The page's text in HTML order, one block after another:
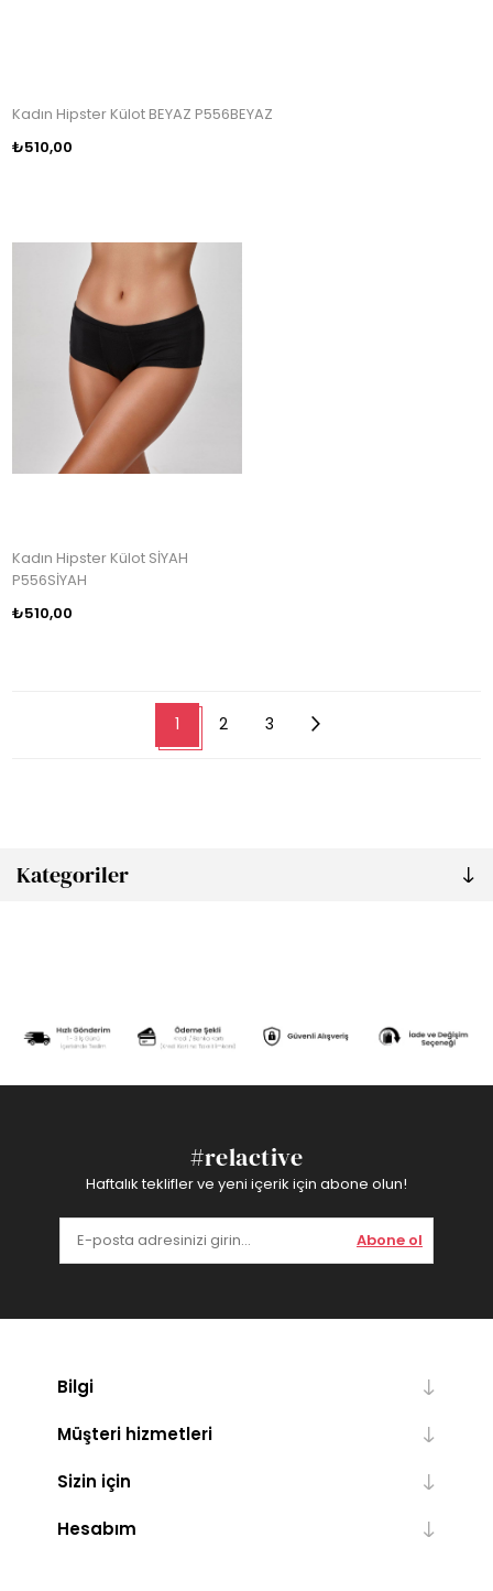
Kategoriler
Kadın Hipster Külot BEYAZ P556BEYAZ
₺510,00
Kadın Hipster Külot SİYAH
P556SİYAH
₺510,00
1 2 3
#relactive
Haftalık teklifler ve yeni içerik için abone olun!
Abone ol
Bilgi
Müşteri hizmetleri
Sizin için
Hesabım